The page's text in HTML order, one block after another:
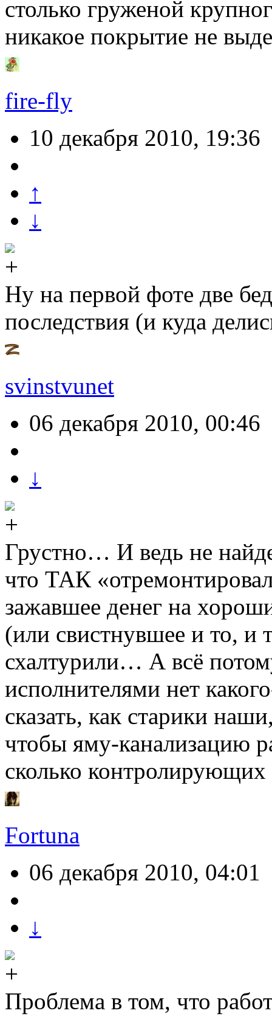
столько груженой
никакое покрытие не
fire-fly
10 декабря 2010, 19:36
↑
↓
Ну на первой фоте две
последствия (и куда
svinstvunet
06 декабря 2010, 00:46
↓
Грустно… И ведь не
что ТАК
зажавшее денег на
(или свистнувшее и то, и
схалтурили… А всё
исполнителями нет
сказать, как старики
чтобы яму-канализацию
сколько
Fortuna
06 декабря 2010, 04:01
↓
Проблема в том, что